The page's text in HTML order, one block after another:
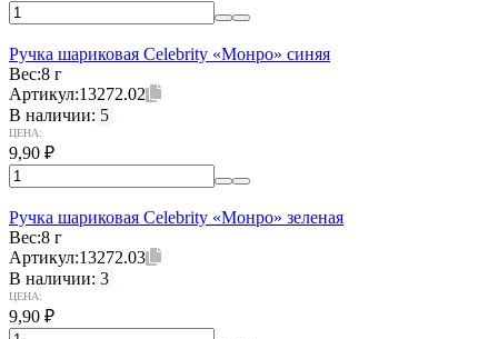
Ручка шариковая Celebrity «Монро» синяя
Вес:8 г
Артикул:13272.02
В наличии: 5
ЦЕНА:
9,90 ₽
Ручка шариковая Celebrity «Монро» зеленая
Вес:8 г
Артикул:13272.03
В наличии: 3
ЦЕНА:
9,90 ₽